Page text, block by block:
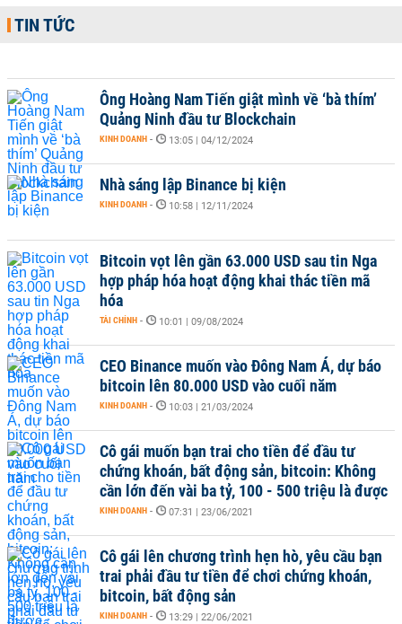
TIN TỨC
Ông Hoàng Nam Tiến giật mình về ‘bà thím’
Quảng Ninh đầu tư Blockchain
KINH DOANH - 13:05 | 04/12/2024
Nhà sáng lập Binance bị kiện
KINH DOANH - 10:58 | 12/11/2024
Bitcoin vọt lên gần 63.000 USD sau tin Nga
hợp pháp hóa hoạt động khai thác tiền mã
hóa
TÀI CHÍNH - 10:01 | 09/08/2024
CEO Binance muốn vào Đông Nam Á, dự báo
bitcoin lên 80.000 USD vào cuối năm
KINH DOANH - 10:03 | 21/03/2024
Cô gái muốn bạn trai cho tiền để đầu tư
chứng khoán, bất động sản, bitcoin: Không
cần lớn đến vài ba tỷ, 100 - 500 triệu là được
KINH DOANH - 07:31 | 23/06/2021
Cô gái lên chương trình hẹn hò, yêu cầu bạn
trai phải đầu tư tiền để chơi chứng khoán,
bitcoin, bất động sản
KINH DOANH - 13:29 | 22/06/2021